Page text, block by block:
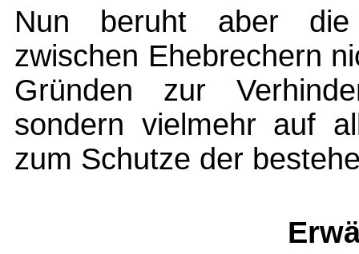
Nun beruht aber
zwischen Ehebrechern
Gründen zur
sondern vielmehr auf
zum Schutze der